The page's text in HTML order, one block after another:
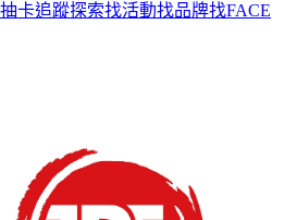
抽卡追蹤探索找活動找品牌找FACE